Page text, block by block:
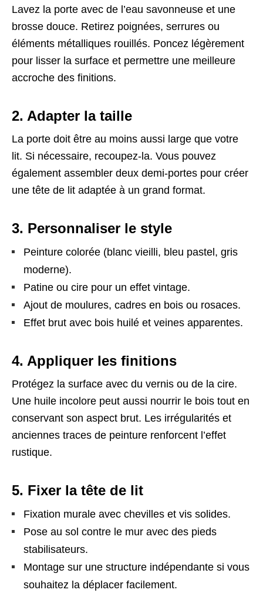
Lavez la porte avec de l’eau savonneuse et une
brosse douce. Retirez poignées, serrures ou
éléments métalliques rouillés. Poncez légèrement
pour lisser la surface et permettre une meilleure
accroche des finitions.
2. Adapter la taille
La porte doit être au moins aussi large que votre
lit. Si nécessaire, recoupez-la. Vous pouvez
également assembler deux demi-portes pour créer
une tête de lit adaptée à un grand format.
3. Personnaliser le style
Peinture colorée (blanc vieilli, bleu pastel, gris
moderne).
Patine ou cire pour un effet vintage.
Ajout de moulures, cadres en bois ou rosaces.
Effet brut avec bois huilé et veines apparentes.
4. Appliquer les finitions
Protégez la surface avec du vernis ou de la cire.
Une huile incolore peut aussi nourrir le bois tout en
conservant son aspect brut. Les irrégularités et
anciennes traces de peinture renforcent l’effet
rustique.
5. Fixer la tête de lit
Fixation murale avec chevilles et vis solides.
Pose au sol contre le mur avec des pieds
stabilisateurs.
Montage sur une structure indépendante si vous
souhaitez la déplacer facilement.